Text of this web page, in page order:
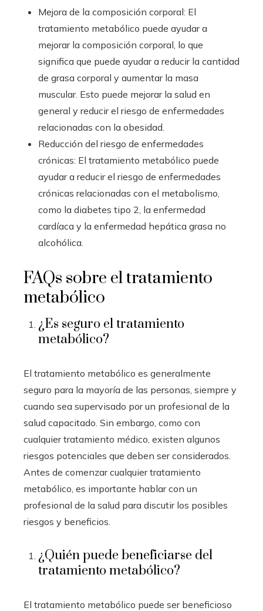
Mejora de la composición corporal: El
tratamiento metabólico puede ayudar a
mejorar la composición corporal, lo que
significa que puede ayudar a reducir la cantidad
de grasa corporal y aumentar la masa
muscular. Esto puede mejorar la salud en
general y reducir el riesgo de enfermedades
relacionadas con la obesidad.
Reducción del riesgo de enfermedades
crónicas: El tratamiento metabólico puede
ayudar a reducir el riesgo de enfermedades
crónicas relacionadas con el metabolismo,
como la diabetes tipo 2, la enfermedad
cardíaca y la enfermedad hepática grasa no
alcohólica.
FAQs sobre el tratamiento
metabólico
¿Es seguro el tratamiento
metabólico?
El tratamiento metabólico es generalmente
seguro para la mayoría de las personas, siempre y
cuando sea supervisado por un profesional de la
salud capacitado. Sin embargo, como con
cualquier tratamiento médico, existen algunos
riesgos potenciales que deben ser considerados.
Antes de comenzar cualquier tratamiento
metabólico, es importante hablar con un
profesional de la salud para discutir los posibles
riesgos y beneficios.
¿Quién puede beneficiarse del
tratamiento metabólico?
El tratamiento metabólico puede ser beneficioso